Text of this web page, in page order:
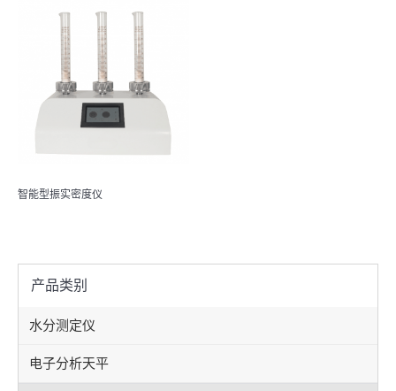
智能型振实密度仪
产品类别
水分测定仪
电子分析天平